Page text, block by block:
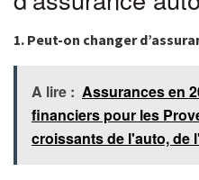
1. Peut-on changer
A lire : Assurances en
financiers pour les
croissants de l'auto, de